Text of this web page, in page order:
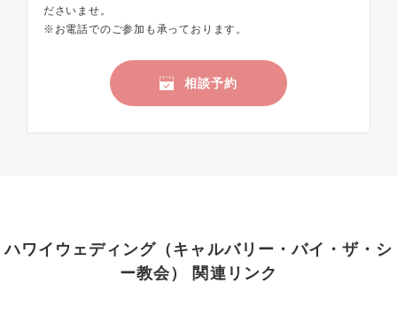
ださいませ。
※お電話でのご参加も承っております。
相談予約
ハワイウェディング（キャルバリー・バイ・ザ・シ
ー教会） 関連リンク